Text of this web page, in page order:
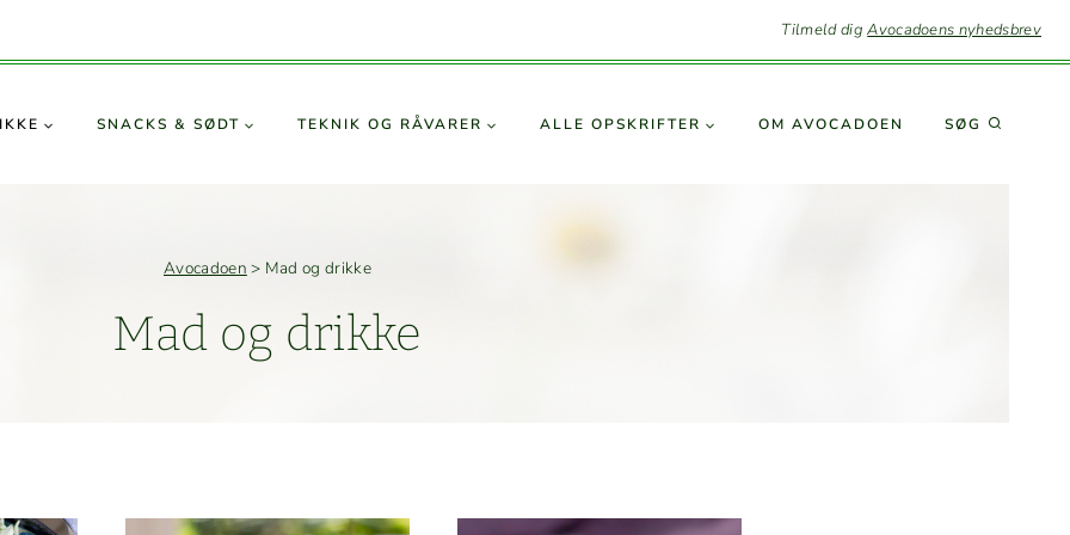
Tilmeld digAvocadoens nyhedsbrev
SNACKS & SØDT TEKNIK OG RÅVARER ALLE OPSKRIFTER OM AVO­CA­DOEN SØG
Avocadoen > Mad og drikke
Mad og drikke